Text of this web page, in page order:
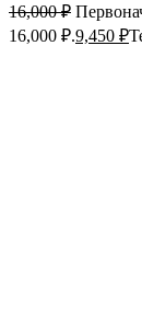
16,000₽
16,000 ₽.9,450 ₽